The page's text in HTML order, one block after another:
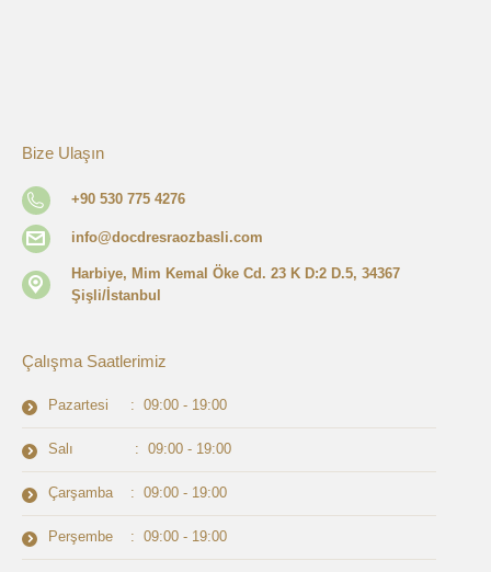
Bize Ulaşın
+90 530 775 4276
info@docdresraozbasli.com
Harbiye, Mim Kemal Öke Cd. 23 K D:2 D.5, 34367
Şişli/İstanbul
Çalışma Saatlerimiz
Pazartesi : 09:00 - 19:00
Salı : 09:00 - 19:00
Çarşamba : 09:00 - 19:00
Perşembe : 09:00 - 19:00